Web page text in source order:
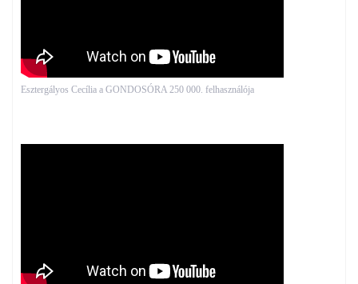
Esztergályos Cecília a GONDOSÓRA 250 000. felhasználója